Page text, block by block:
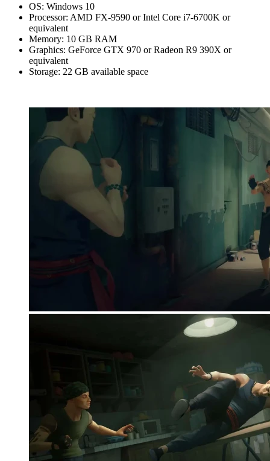
OS: Windows 10
Processor: AMD FX-9590 or Intel Core i7-6700K or
equivalent
Memory: 10 GB RAM
Graphics: GeForce GTX 970 or Radeon R9 390X or
equivalent
Storage: 22 GB available space